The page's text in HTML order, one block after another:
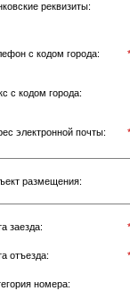
реквизиты:
с кодом города: *
с кодом города:
электронной почты: *
размещения:
заезда: *
отъезда: *
номера: